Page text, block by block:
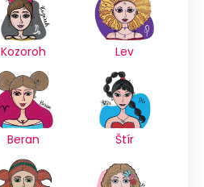
Kozoroh Lev
Beran Štír